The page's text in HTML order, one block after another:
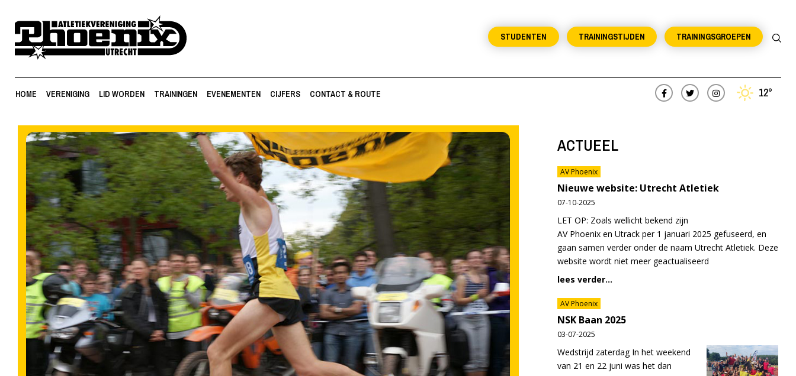
TRAININGSGROEPEN
TRAININGSTIJDEN
STUDENTEN
HOME VERENIGING LID WORDEN TRAININGEN EVENEMENTEN CIJFERS CONTACT & ROUTE 12°
ACTUEEL
AV Phoenix
Nieuwe website: Utrecht Atletiek
07-10-2025
LET OP: Zoals wellicht bekend zijn
AV Phoenix en Utrack per 1 januari 2025 gefuseerd, en
gaan samen verder onder de naam Utrecht Atletiek. Deze
website wordt niet meer geactualiseerd
lees verder...
AV Phoenix
NSK Baan 2025
03-07-2025
Wedstrijd zaterdag In het weekend
van 21 en 22 juni was het dan